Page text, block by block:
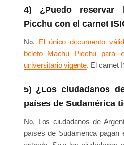
4) ¿Puedo reservar
Picchu con el carnet
No. El único documento
boleto Machu Picchu para
universitario vigente. El carnet
5) ¿Los ciudadanos
países de Sudamérica
No. Los ciudadanos de
países de Sudamérica pagan